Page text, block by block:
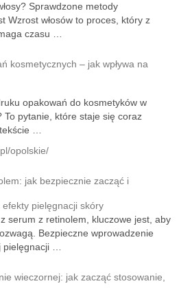
Sprawdzone metody
Wzrost włosów to proces, który z
czasu …
kosmetycznych – jak wpływa na
opakowań do kosmetyków w
To pytanie, które staje się coraz
…
opolskie/
jak bezpiecznie zacząć i
pielęgnacji skóry
serum z retinolem, kluczowe jest, aby
Bezpieczne wprowadzenie
…
wieczornej: jak zacząć stosowanie,